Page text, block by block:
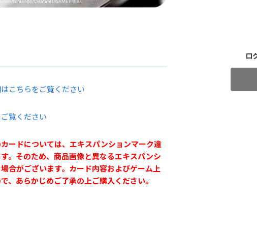
こちらをご覧ください
覧ください
ードについては、エキスパンションマーク違
。そのため、商品画像と異なるエキスパンシ
合がございます。カード内容およびゲーム上
、あらかじめご了承の上ご購入ください。
ロ